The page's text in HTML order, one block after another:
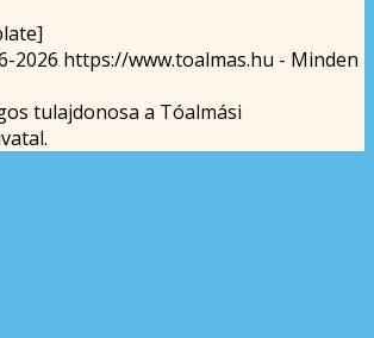
2026 https://www.toalmas.hu - Minden
tulajdonosa a Tóalmási